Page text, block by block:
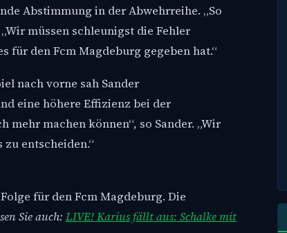
Abstimmung in der Abwehrreihe. „So
müssen schleunigst die Fehler
für den Fcm Magdeburg gegeben hat.“
nach vorne sah Sander
eine höhere Effizienz bei der
machen können“, so Sander. „Wir
entscheiden.“
für den Fcm Magdeburg. Die
Sie auch: LIVE! Karius fällt aus: Schalke mit